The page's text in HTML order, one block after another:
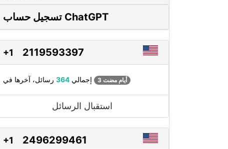
تسجيل حساب ChatGPT
+1 2119593397
إجمالي 364 3 أيام مضت
استقبال الرسائل
+1 2496299461